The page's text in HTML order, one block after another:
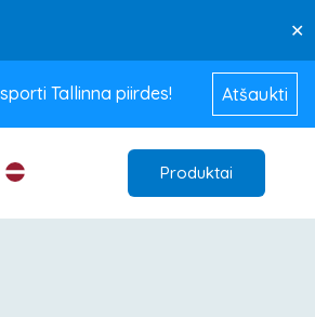
✕
Tallinna piirdes! Atšaukti
Produktai